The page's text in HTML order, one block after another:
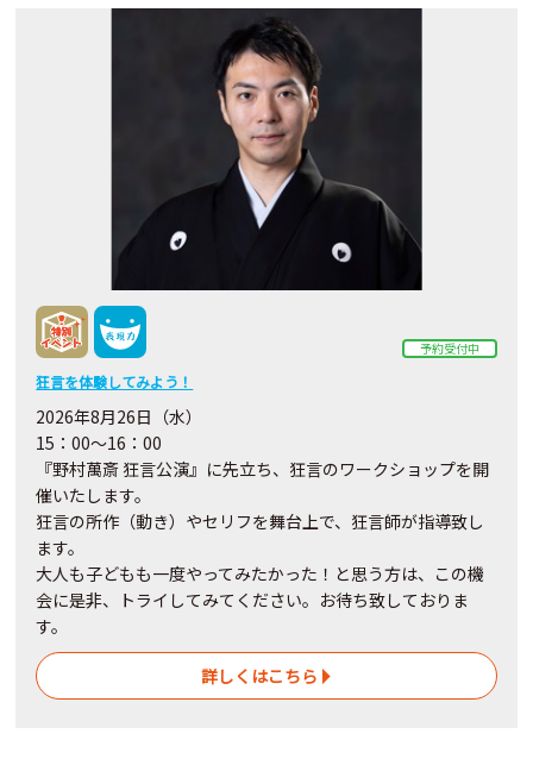
予約受付中
狂言を体験してみよう！
2026年8月26日（水）
15：00～16：00
『野村萬斎 狂言公演』に先立ち、狂言のワークショップを開
催いたします。
狂言の所作（動き）やセリフを舞台上で、狂言師が指導致し
ます。
大人も子どもも一度やってみたかった！と思う方は、この機
会に是非、トライしてみてください。お待ち致しておりま
す。
詳しくはこちら